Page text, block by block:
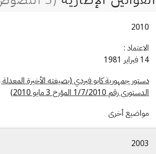
:
جمهورية كابو فيردي (بصيغته الأخيرة المعدلة
رقم 1/7/2010 المؤرخ 3 مايو 2010)
أخرى